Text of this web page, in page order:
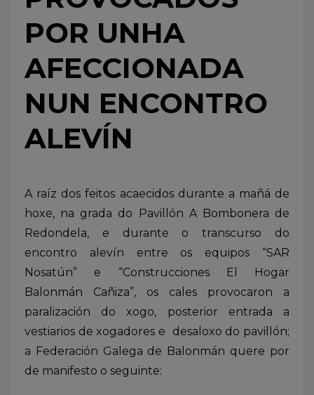
POR UNHA
AFECCIONADA
NUN ENCONTRO
ALEVÍN
A raíz dos feitos acaecidos durante a mañá de
hoxe, na grada do Pavillón A Bombonera de
Redondela, e durante o transcurso do
encontro alevín entre os equipos “SAR
Nosatún” e “Construcciones El Hogar
Balonmán Cañiza”, os cales provocaron a
paralización do xogo, posterior entrada a
vestiarios de xogadores e desaloxo do pavillón;
a Federación Galega de Balonmán quere por
de manifesto o seguinte: